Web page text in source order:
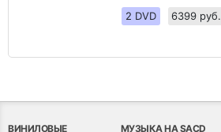
2 DVD 6399 руб.
ВИНИЛОВЫЕ
МУЗЫКА НА SACD